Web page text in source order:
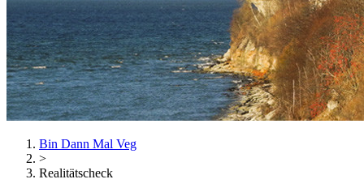
Bin Dann Mal Veg
>
Realitätscheck